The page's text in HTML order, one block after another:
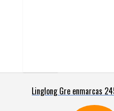
Linglong Gre enmarcas